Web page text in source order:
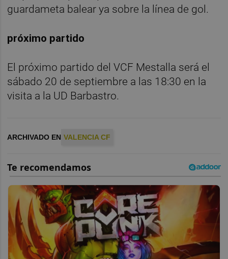
guardameta balear ya sobre la línea de gol.
próximo partido
El próximo partido del VCF Mestalla será el
sábado 20 de septiembre a las 18:30 en la
visita a la UD Barbastro.
ARCHIVADO EN VALENCIA CF